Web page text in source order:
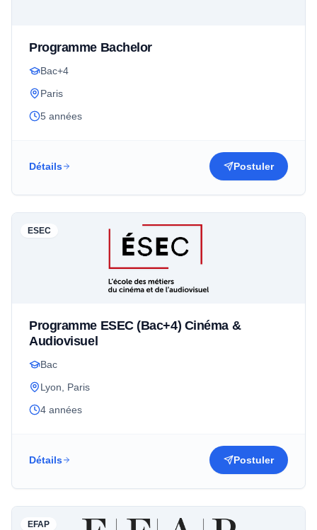
Programme Bachelor
Bac+4
Paris
5 années
Détails Postuler
ESEC
Programme ESEC (Bac+4) Cinéma &
Audiovisuel
Bac
Lyon, Paris
4 années
Détails Postuler
EFAP